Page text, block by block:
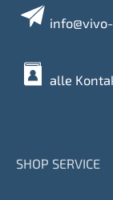
alle
SHOP SERVICE